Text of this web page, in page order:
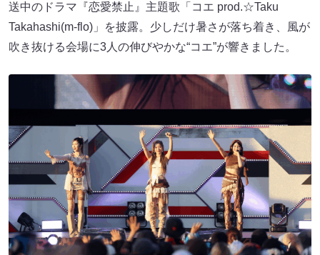
送中のドラマ『恋愛禁止』主題歌「コエ prod.☆Taku
Takahashi(m-flo)」を披露。少しだけ暑さが落ち着き、風が
吹き抜ける会場に3人の伸びやかな“コエ”が響きました。